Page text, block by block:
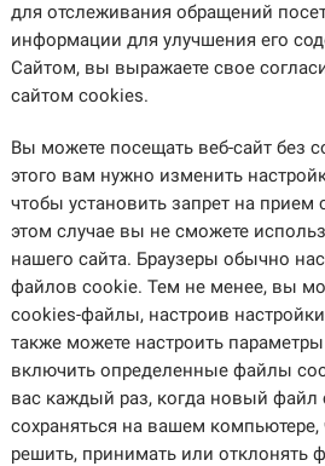
для отслеживания обращений
информации для улучшения его
Сайтом, вы выражаете свое
сайтом cookies.
Вы можете посещать веб-сайт без
этого вам нужно изменить
чтобы установить запрет на
этом случае вы не сможете
нашего сайта. Браузеры обычно
файлов cookie. Тем не менее, вы
cookies-файлы, настроив
также можете настроить
включить определенные файлы
вас каждый раз, когда новый файл
сохраняться на вашем
решить, принимать или отклонять